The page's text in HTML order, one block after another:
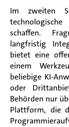
Im zweiten
schaffen.
langfristig
bietet eine
einem
beliebige KI-
oder
Behörden nur
Plattform, die